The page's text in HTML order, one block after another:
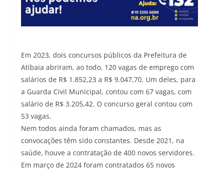
Em 2023, dois concursos públicos da Prefeitura de
Atibaia abriram, ao todo, 120 vagas de emprego com
salários de R$ 1.852,23 a R$ 9.047,70. Um deles, para
a Guarda Civil Municipal, contou com 67 vagas, com
salário de R$ 3.205,42. O concurso geral contou com
53 vagas.
Nem todos ainda foram chamados, mas as
convocações têm sido constantes. Desde 2021, na
saúde, houve a contratação de 400 novos servidores.
Em março de 2024 foram contratados 65 novos